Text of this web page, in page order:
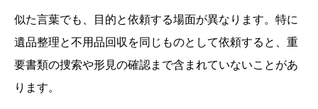
似た言葉でも、目的と依頼する場面が異なります。特に
遺品整理と不用品回収を同じものとして依頼すると、重
要書類の捜索や形見の確認まで含まれていないことがあ
ります。